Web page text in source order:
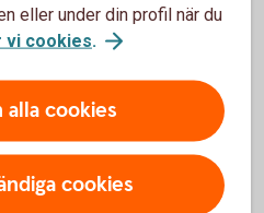
även kallad TGL, ger ett
vid dödsfall.
eller under din profil när du
vi cookies.
alla cookies
cookies